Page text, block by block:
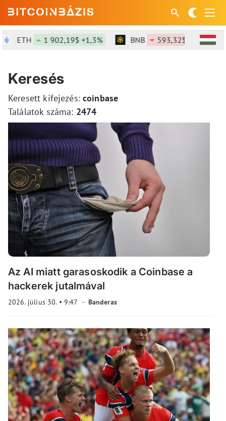
ETH 1 902,19$ +1,3% BNB 593,32$ -0,87%
Keresés
Keresett kifejezés: coinbase
Találatok száma: 2474
Az AI miatt garasoskodik a Coinbase a
hackerek jutalmával
2026. július 30. 9:47 Banderas